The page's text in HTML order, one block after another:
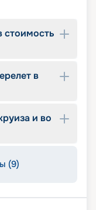
стоимость
в
и во
(9)